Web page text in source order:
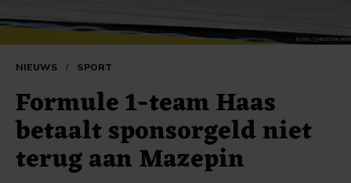
NIEUWS / SPORT
Formule 1-team Haas
betaalt sponsorgeld niet
terug aan Mazepin